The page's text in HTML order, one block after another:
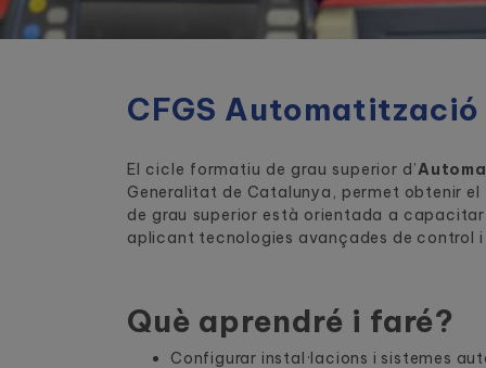
CFGS
El cicle formatiu de grau superior d’
Generalitat de Catalunya, permet obtenir
de grau superior està orientada a
aplicant tecnologies avançades de control
Què aprendré i faré?
Configurar instal·lacions i sistemes